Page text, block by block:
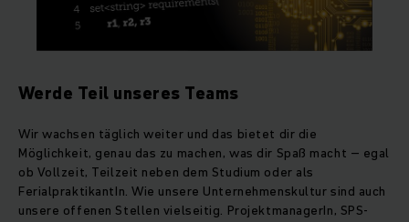
Werde Teil unseres Teams
Wir wachsen täglich weiter und das bietet dir die
Möglichkeit, genau das zu machen, was dir Spaß macht – egal
ob Vollzeit, Teilzeit neben dem Studium oder als
FerialpraktikantIn. Wie unsere Unternehmenskultur sind auch
unsere offenen Stellen vielseitig. ProjektmanagerIn, SPS-